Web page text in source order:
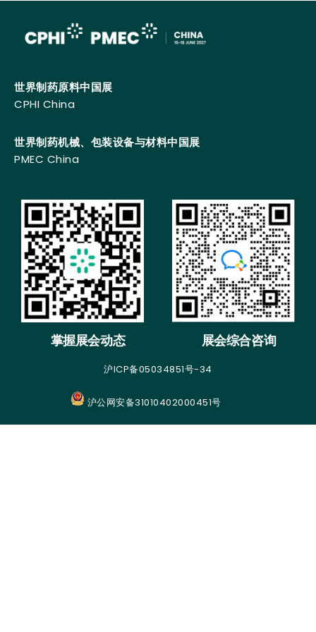
世界制药原料中国展
CPHI China
世界制药机械、包装设备与材料中国展
PMEC China
掌握展会动态 展会综合咨询
沪ICP备05034851号-34
沪公网安备31010402000451号